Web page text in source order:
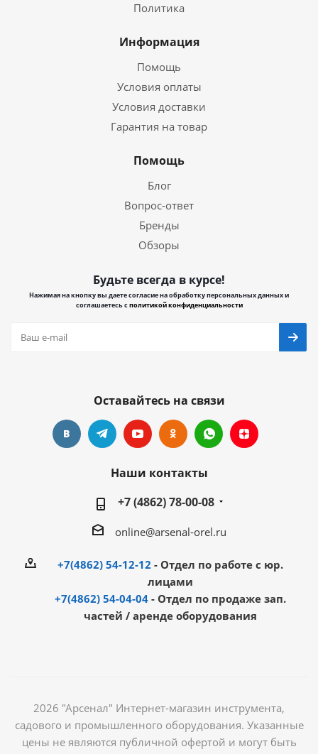
Политика
Информация
Помощь
Условия оплаты
Условия доставки
Гарантия на товар
Помощь
Блог
Вопрос-ответ
Бренды
Обзоры
Будьте всегда в курсе!
Нажимая на кнопку вы даете согласие на обработку персональных данных и
соглашаетесь сполитикой конфиденциальности
Оставайтесь на связи
Наши контакты
+7 (4862) 78-00-08
online@arsenal-orel.ru
+7(4862) 54-12-12 - Отдел по работе с юр.
лицами
+7(4862) 54-04-04 - Отдел по продаже зап.
частей / аренде оборудования
2026 "Арсенал" Интернет-магазин инструмента,
садового и промышленного оборудования. Указанные
цены не являются публичной офертой и могут быть